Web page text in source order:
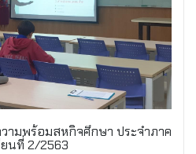
ามพร้อมสหกิจศึกษา ประจำภาค
ยนที่ 2/2563